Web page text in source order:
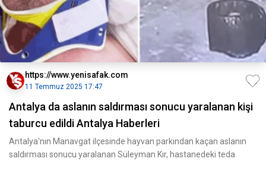
https://www.yenisafak.com
11 Temmuz 2025 17:47
Antalya da aslanın saldırması sonucu yaralanan kişi
taburcu edildi Antalya Haberleri
Antalya'nın Manavgat ilçesinde hayvan parkından kaçan aslanın
saldırması sonucu yaralanan Süleyman Kır, hastanedeki teda